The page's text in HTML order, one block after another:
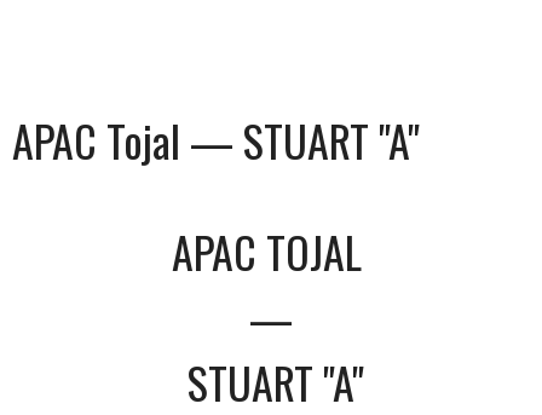
APAC Tojal — STUART "A"
APAC TOJAL
—
STUART "A"